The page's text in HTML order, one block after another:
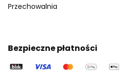
Przechowalnia
Bezpieczne płatności